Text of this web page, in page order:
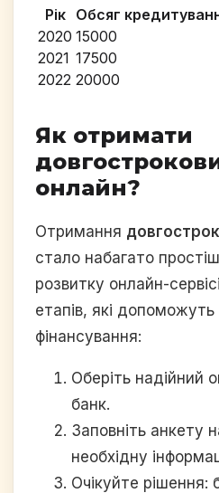
Рік
Обсяг
2020 15000
2021 17500
2022 20000
Як отримати
онлайн?
Отримання
стало набагато
розвитку онлайн-
етапів, які
фінансування:
Оберіть надійний
банк.
Заповніть анкету
необхідну
Очікуйте рішення: